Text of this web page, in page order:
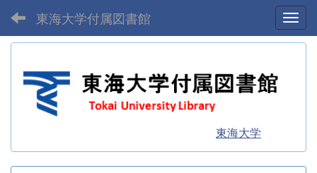
東海大学付属図書館
東海大学